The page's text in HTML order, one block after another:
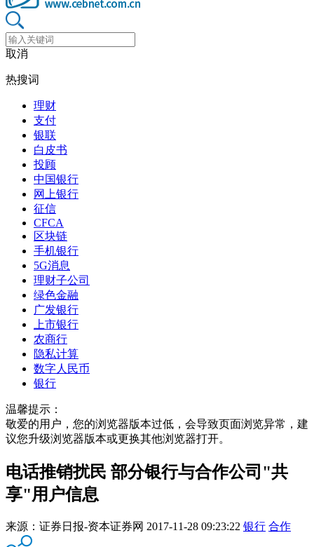
取消
热搜词
理财
支付
银联
白皮书
投顾
中国银行
网上银行
征信
CFCA
区块链
手机银行
5G消息
理财子公司
绿色金融
广发银行
上市银行
农商行
隐私计算
数字人民币
银行
温馨提示：
敬爱的用户，您的浏览器版本过低，会导致页面浏览异常，建
议您升级浏览器版本或更换其他浏览器打开。
电话推销扰民 部分银行与合作公司"共
享"用户信息
来源： 证券日报-资本证券网 2017-11-28 09:23:22 银行 合作